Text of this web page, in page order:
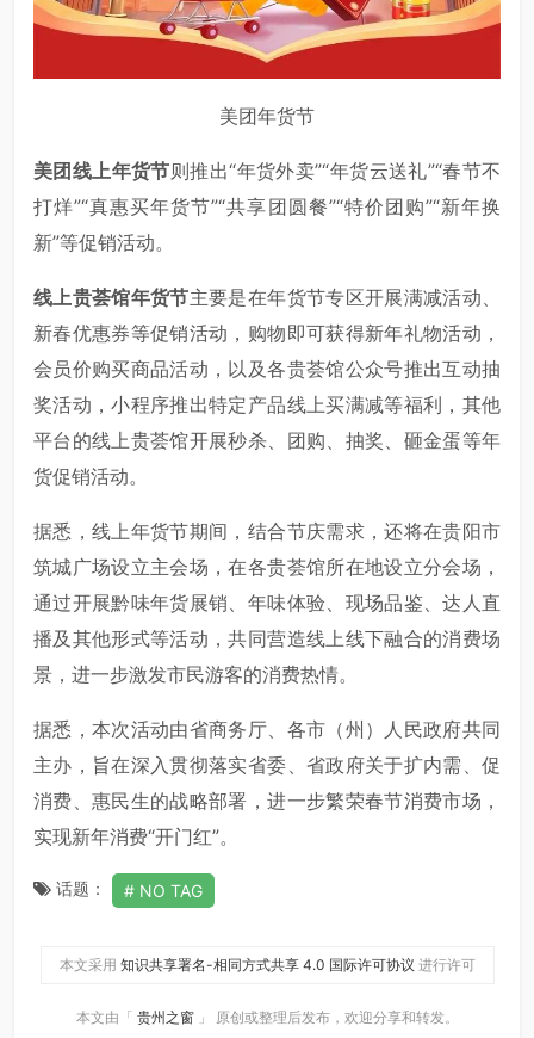
美团年货节
美团线上年货节则推出“年货外卖”“年货云送礼”“春节不
打烊”“真惠买年货节”“共享团圆餐”“特价团购”“新年换
新”等促销活动。
线上贵荟馆年货节主要是在年货节专区开展满减活动、
新春优惠券等促销活动，购物即可获得新年礼物活动，
会员价购买商品活动，以及各贵荟馆公众号推出互动抽
奖活动，小程序推出特定产品线上买满减等福利，其他
平台的线上贵荟馆开展秒杀、团购、抽奖、砸金蛋等年
货促销活动。
据悉，线上年货节期间，结合节庆需求，还将在贵阳市
筑城广场设立主会场，在各贵荟馆所在地设立分会场，
通过开展黔味年货展销、年味体验、现场品鉴、达人直
播及其他形式等活动，共同营造线上线下融合的消费场
景，进一步激发市民游客的消费热情。
据悉，本次活动由省商务厅、各市（州）人民政府共同
主办，旨在深入贯彻落实省委、省政府关于扩内需、促
消费、惠民生的战略部署，进一步繁荣春节消费市场，
实现新年消费“开门红”。
话题： NO TAG
本文采用 知识共享署名-相同方式共享 4.0 国际许可协议 进行许可
本文由「 贵州之窗 」 原创或整理后发布，欢迎分享和转发。